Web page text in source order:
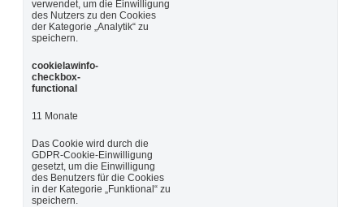
verwendet, um die Einwilligung
des Nutzers zu den Cookies
der Kategorie „Analytik“ zu
speichern.
cookielawinfo-
checkbox-
functional
11 Monate
Das Cookie wird durch die
GDPR-Cookie-Einwilligung
gesetzt, um die Einwilligung
des Benutzers für die Cookies
in der Kategorie „Funktional“ zu
speichern.